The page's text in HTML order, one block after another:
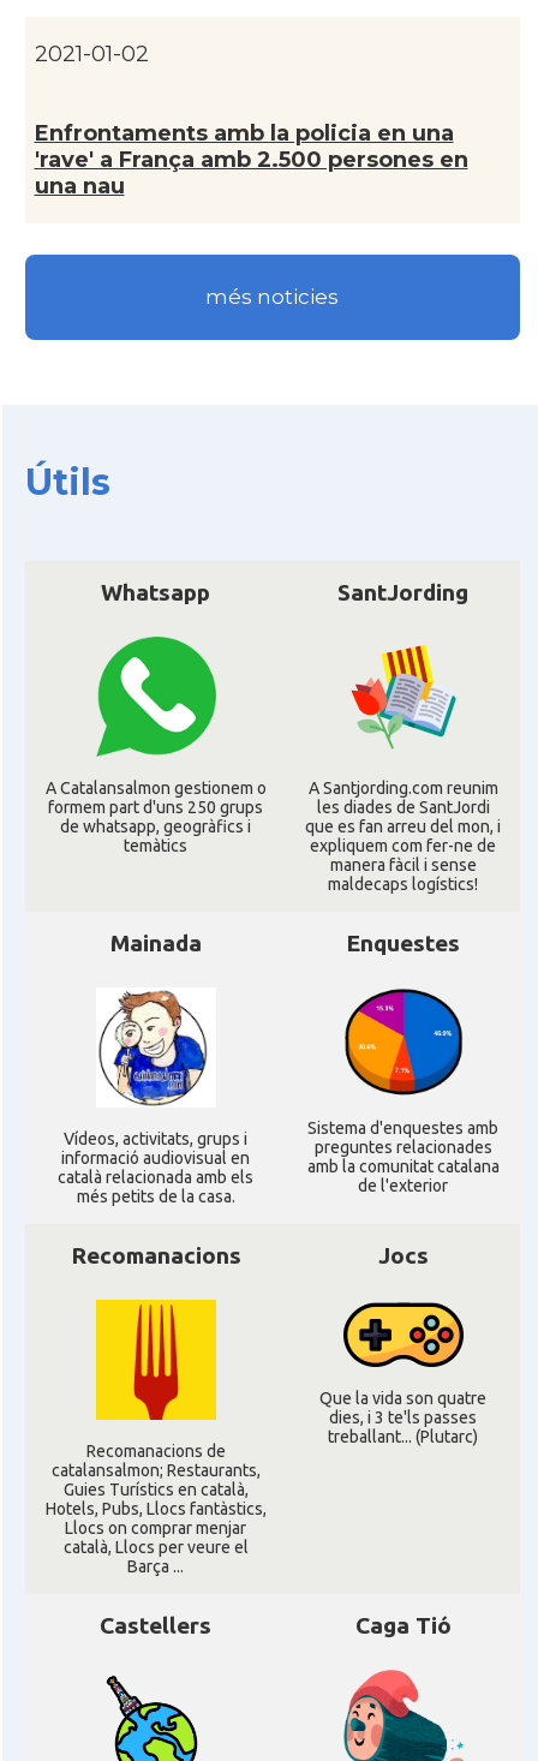
CAMON Catalans a PERPINYA
Catalans a RENNES
Casal
Ateneu Català de l'Eurodistrict
Strasbourg-Ortenau
Casal
Casal Català de Grenoble (Maison de
Casal
Casal Català de Nantes "Tirant lo
Blanc\"
Llenguadoc
Casal Casal de Catalunya de París
Casal Centre Català d'Occitània
Casal
Centre Cultural Català - Casal Jaume
I de Perpinyà
Oficina d'ACCIÓ Paris
Delegació
Consolat Consolat general a Bayonne
Consolat Consolat general a Bordeaux
Consolat Consolat general a Montpellier
2021-01-02
Enfrontaments amb la policia en una
'rave' a França amb 2.500 persones en
una nau
més noticies
Útils
Whatsapp
A Catalansalmon gestionem o
formem part d'uns 250 grups
de whatsapp, geogràfics i
temàtics
SantJording
A Santjording.com reunim
les diades de SantJordi
que es fan arreu del mon, i
expliquem com fer-ne de
manera fàcil i sense
maldecaps logí­stics!
Mainada
Ví­deos, activitats, grups i
informació audiovisual en
català relacionada amb els
més petits de la casa.
Enquestes
Sistema d'enquestes amb
preguntes relacionades
amb la comunitat catalana
de l'exterior
Recomanacions
Recomanacions de
catalansalmon; Restaurants,
Guies Turístics en català,
Hotels, Pubs, Llocs fantàstics,
Llocs on comprar menjar
català, Llocs per veure el
Barça ...
Jocs
Que la vida son quatre
dies, i 3 te'ls passes
treballant... (Plutarc)
Castellers Caga Tió